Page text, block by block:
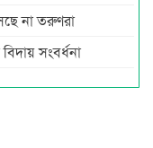
না তরুণরা
সংবর্ধনা